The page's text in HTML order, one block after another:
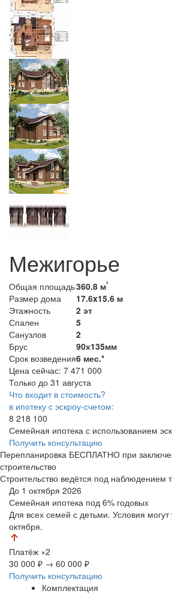
Межигорье
Общая площадь360.8 м²
Размер дома
17.6x15.6 м
Этажность
2 эт
Спален
5
Санузлов
2
Брус
90х135мм
Срок возведения6 мес.*
Цена сейчас: 7 471 000
Только до 31 августа
Что входит в стоимость?
в ипотеку с эскроу-счетом:
8 218 100
Семейная ипотека с использованием
Получить консультацию
Перепланировка БЕСПЛАТНО при
строительство
Строительство ведётся под наблюдением
До 1 октября 2026
Семейная ипотека под 6% годовых
Для всех семей с детьми. Условия могут
октября.
Платёж ×2
30 000 ₽ → 60 000 ₽
Получить консультацию
Комплектация